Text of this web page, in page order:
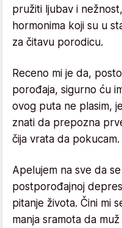
pružiti ljubav i
hormonima koji su u
za čitavu porodicu.
Receno mi je da,
porođaja, sigurno ću
ovog puta ne plasim,
znati da prepozna
čija vrata da pokucam.
Apelujem na sve da
postporođajnoj
pitanje života. Čini mi
manja sramota da